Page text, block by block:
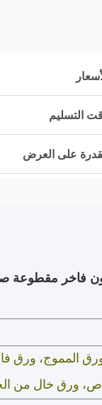
التسليم
على العرض
فاخر مقطوعة
المموج، ورق
ورق خال من